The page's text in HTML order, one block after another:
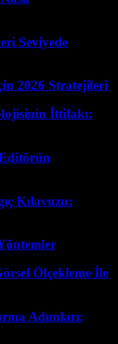
Seviyede
2026 Stratejileri
İttifakı:
Kılavuzu:
Ölçekleme İle
Adımları: